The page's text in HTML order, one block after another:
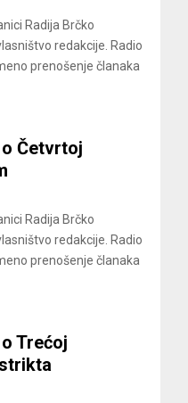
Radija Brčko
redakcije. Radio
prenošenje članaka
Četvrtoj
Radija Brčko
redakcije. Radio
prenošenje članaka
Trećoj